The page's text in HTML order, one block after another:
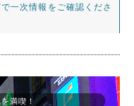
一次情報をご確認くださ
満喫！